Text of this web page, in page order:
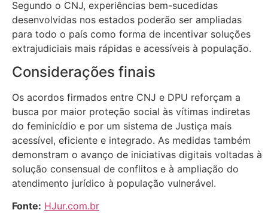
Segundo o CNJ, experiências bem-sucedidas
desenvolvidas nos estados poderão ser ampliadas
para todo o país como forma de incentivar soluções
extrajudiciais mais rápidas e acessíveis à população.
Considerações finais
Os acordos firmados entre CNJ e DPU reforçam a
busca por maior proteção social às vítimas indiretas
do feminicídio e por um sistema de Justiça mais
acessível, eficiente e integrado. As medidas também
demonstram o avanço de iniciativas digitais voltadas à
solução consensual de conflitos e à ampliação do
atendimento jurídico à população vulnerável.
Fonte: HJur.com.br